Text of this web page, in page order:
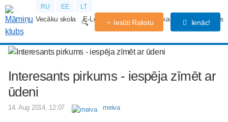
RU EE LT
Vecāku skola E-Lekcijas Grūtniecības kalendārs Forums
Iesūti Rakstu Ienāc!
Interesants pirkums - iespēja zīmēt ar
ūdeni
14. Aug 2014, 12:07 meiva